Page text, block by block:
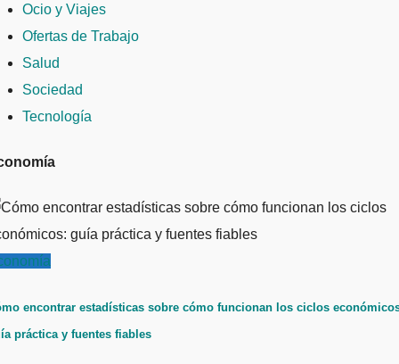
Ocio y Viajes
Ofertas de Trabajo
Salud
Sociedad
Tecnología
encontrar estadísticas sobre cómo funcionan los ciclos
práctica y fuentes fiables